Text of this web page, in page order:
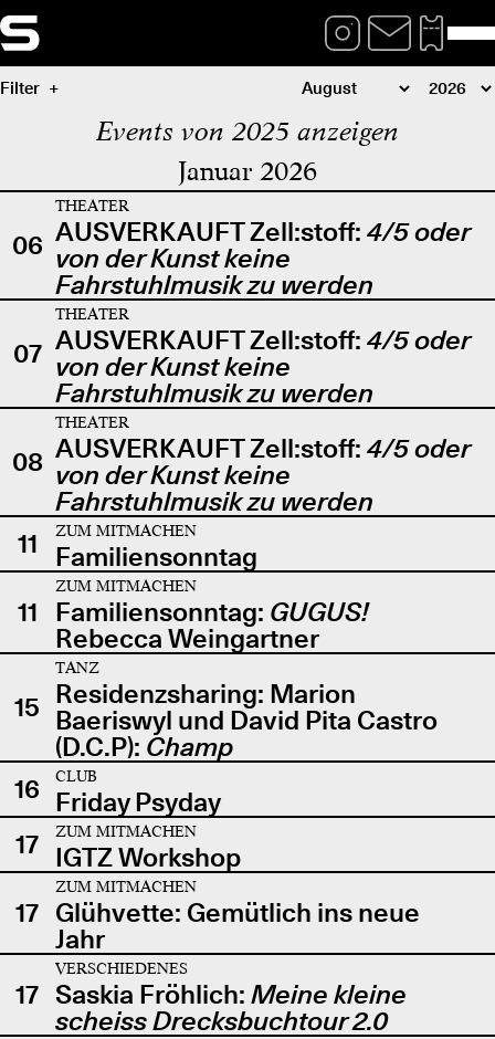
Filter
Events von 2025 anzeigen
Januar 2026
06
THEATER
AUSVERKAUFT Zell:stoff: 4/5 oder
von der Kunst keine
Fahrstuhlmusik zu werden
07
THEATER
AUSVERKAUFT Zell:stoff: 4/5 oder
von der Kunst keine
Fahrstuhlmusik zu werden
08
THEATER
AUSVERKAUFT Zell:stoff: 4/5 oder
von der Kunst keine
Fahrstuhlmusik zu werden
11
ZUM MITMACHEN
Familiensonntag
11
ZUM MITMACHEN
Familiensonntag: GUGUS!
Rebecca Weingartner
15
TANZ
Residenzsharing: Marion
Baeriswyl und David Pita Castro
(D.C.P): Champ
16
CLUB
Friday Psyday
17
ZUM MITMACHEN
IGTZ Workshop
17
ZUM MITMACHEN
Glühvette: Gemütlich ins neue
Jahr
17
VERSCHIEDENES
Saskia Fröhlich: Meine kleine
scheiss Drecksbuchtour 2.0